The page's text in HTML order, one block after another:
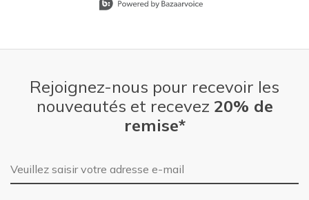
Rejoignez-nous pour recevoir les
nouveautés et recevez 20% de
remise*
Adresse e-mail